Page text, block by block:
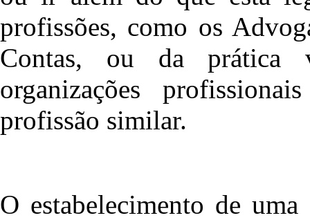
profissões, como os
Contas, ou da prática
organizações
profissão similar.
O estabelecimento de